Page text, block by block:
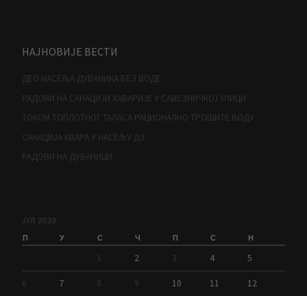
НАЈНОВИЈЕ ВЕСТИ
ДЕО НАСЕЉА ДУВАНИКА БЕЗ ВОДЕ
РАДОВИ НА САНАЦИЈИ ХАВАРИЈЕ У САВЕЗНИЧКОЈ УЛИЦИ
ТОКОМ ТОПЛОТНОГ ТАЛАСА РАЦИОНАЛНО ТРОШИТЕ ВОДУ
САНАЦИЈА КВАРА У НАСЕЉУ Д3
РАДОВИ НА ДУВАНИЦИ
ЈУЛ 2020.
П У С Ч П С Н
1 2 3 4 5
6 7 8 9 10 11 12